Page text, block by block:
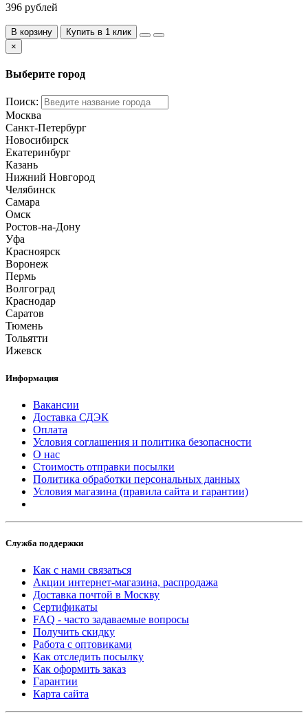
396 рублей
В корзину
Купить в 1 клик
×
Выберите город
Поиск:
Москва
Санкт-Петербург
Новосибирск
Екатеринбург
Казань
Нижний Новгород
Челябинск
Самара
Омск
Ростов-на-Дону
Уфа
Красноярск
Воронеж
Пермь
Волгоград
Краснодар
Саратов
Тюмень
Тольятти
Ижевск
Информация
Вакансии
Доставка СДЭК
Оплата
Условия соглашения и политика безопасности
О нас
Стоимость отправки посылки
Политика обработки персональных данных
Условия магазина (правила сайта и гарантии)
Служба поддержки
Как с нами связаться
Акции интернет-магазина, распродажа
Доставка почтой в Москву
Сертификаты
FAQ - часто задаваемые вопросы
Получить скидку
Работа с оптовиками
Как отследить посылку
Как оформить заказ
Гарантии
Карта сайта